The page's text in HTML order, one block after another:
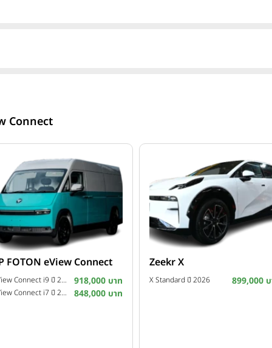
Connect
FOTON eView Connect
eView Connect i9 ปี 2026 918,000 บาท
eView Connect i7 ปี 2026 848,000 บาท
Zeekr X
X Standard ปี 2026 899,000